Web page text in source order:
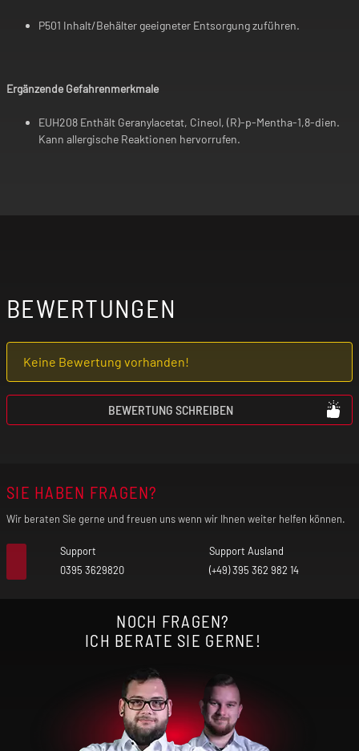
P501 Inhalt/Behälter geeigneter Entsorgung zuführen.
Ergänzende Gefahrenmerkmale
EUH208 Enthält Geranylacetat, Cineol, (R)-p-Mentha-1,8-dien.
Kann allergische Reaktionen hervorrufen.
BEWERTUNGEN
Keine Bewertung vorhanden!
BEWERTUNG SCHREIBEN
SIE HABEN FRAGEN?
Wir beraten Sie gerne und freuen uns wenn wir Ihnen weiter helfen können.
Support
0395 3629820
Support Ausland
(+49) 395 362 982 14
NOCH FRAGEN?
ICH BERATE SIE GERNE!